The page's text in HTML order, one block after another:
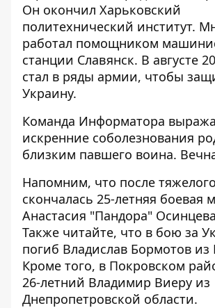
Он окончил Харьковский
политехнический институт.
работал помощником
станции Славянск. В августе
стал в ряды армии, чтобы
Украину.
Команда Информатора
искренние соболезнования
близким павшего воина.
Напомним, что после
скончалась 25-летняя боевая
Анастасия "Пандора"
Также читайте, что в бою за
погиб Владислав Бормотов
Кроме того, в Покровском
26-летний Владимир Виеру из
Днепропетровской области.